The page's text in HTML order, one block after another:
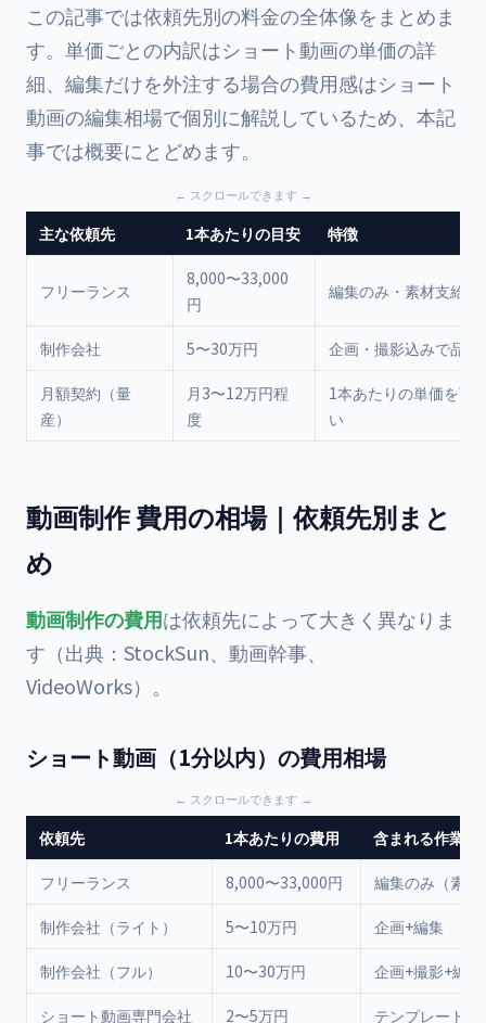
この記事では依頼先別の料金の全体像をまとめま
す。単価ごとの内訳はショート動画の単価の詳
細、編集だけを外注する場合の費用感はショート
動画の編集相場で個別に解説しているため、本記
事では概要にとどめます。
主な依頼先 1本あたりの目安 特徴
フリーランス
8,000〜33,000
円
編集のみ・素材支給で
制作会社 5〜30万円 企画・撮影込みで品質
月額契約（量
産）
月3〜12万円程
度
1本あたりの単価を下
い
動画制作 費用の相場｜依頼先別まと
め
動画制作の費用は依頼先によって大きく異なりま
す（出典： StockSun、 動画幹事、
VideoWorks）。
ショート動画（1分以内）の費用相場
依頼先 1本あたりの費用 含まれる作業
フリーランス 8,000〜33,000円 編集のみ（素材
制作会社（ライト） 5〜10万円 企画+編集
制作会社（フル） 10〜30万円 企画+撮影+編集
ショート動画専門会社 2〜5万円 テンプレート型